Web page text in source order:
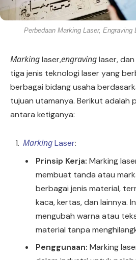
Perbedaan Marking Laser, Engraving
Markinglaser,engravinglaser, dan
tiga jenis teknologi laser yang
berbagai bidang usaha
tujuan utamanya. Berikut adalah
antara ketiganya:
MarkingLaser:
Prinsip Kerja: Marking
membuat tanda atau
berbagai jenis material,
kaca, kertas, dan lainnya.
mengubah warna atau
material tanpa
Penggunaan: Marking